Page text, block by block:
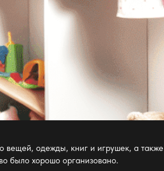
вещей, одежды, книг и игрушек, а также
было хорошо организовано.